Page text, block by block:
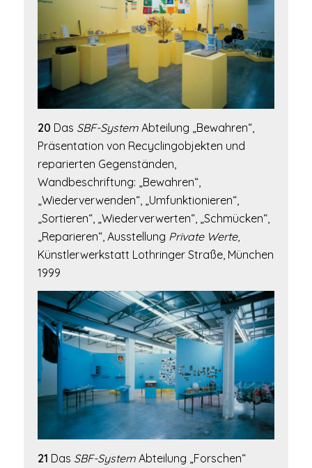
20 Das SBF-SystemAbteilung „Bewahren“,
Präsentation von Recyclingobjekten und
reparierten Gegenständen,
Wandbeschriftung: „Bewahren“,
„Wiederverwenden“, „Umfunktionieren“,
„Sortieren“, „Wiederverwerten“, „Schmücken“,
„Reparieren“, Ausstellung Private Werte,
Künstlerwerkstatt Lothringer Straße, München
1999
21 Das SBF-SystemAbteilung „Forschen“